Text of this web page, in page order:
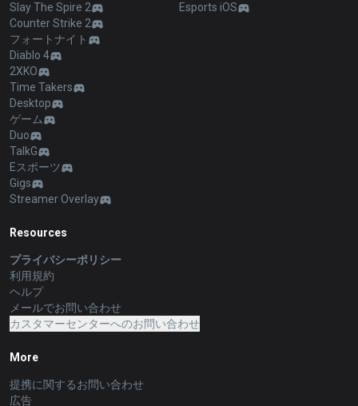
Slay The Spire 2
Counter Strike 2
フォートナイト
Diablo 4
2XKO
Time Takers
Desktop
ゲーム
Duo
TalkG
Eスポーツ
Gigs
Streamer Overlay
Esports iOS
Resources
プライバシーポリシー
利用規約
ヘルプ
メールでお問い合わせ
カスタマーセンターへのお問い合わせ
More
提携に関するお問い合わせ
広告